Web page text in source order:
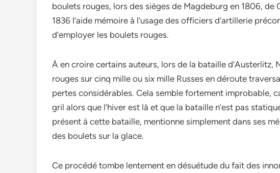
boulets rouges, lors des sièges de Magdeburg en 1806, de
1836 l’aide mémoire à l’usage des officiers d’artillerie
d’employer les boulets rouges.
À en croire certains auteurs, lors de la bataille
rouges sur cinq mille ou six mille Russes en déroute
pertes considérables. Cela semble fortement improbable,
gril alors que l’hiver est là et que la bataille n’est pas
présent à cette bataille, mentionne simplement dans ses
des boulets sur la glace.
Ce procédé tombe lentement en désuétude du fait des